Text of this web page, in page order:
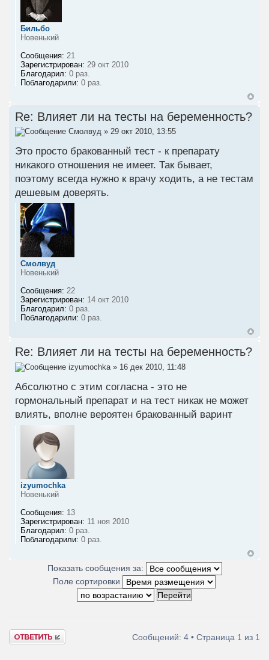
Бильбо
Новенький
Сообщения: 21
Зарегистрирован: 29 окт 2010
Благодарил: 0 раз.
Поблагодарили: 0 раз.
Re: Влияет ли на тесты на беременность?
Смолвуд » 29 окт 2010, 13:55
Это просто бракованный тест - к препарату
никакого отношения не имеет. Так бывает,
поэтому всегда нужно к врачу ходить, а не тестам
дешевым доверять.
Смолвуд
Новенький
Сообщения: 22
Зарегистрирован: 14 окт 2010
Благодарил: 0 раз.
Поблагодарили: 0 раз.
Re: Влияет ли на тесты на беременность?
izyumochka » 16 дек 2010, 11:48
Абсолютно с этим согласна - это не
гормональный препарат и на тест никак не может
влиять, вполне вероятен бракованный варинт
izyumochka
Новенький
Сообщения: 13
Зарегистрирован: 11 ноя 2010
Благодарил: 0 раз.
Поблагодарили: 0 раз.
Показать сообщения за:
Поле сортировки
Ответить Сообщений: 4 • Страница 1 из 1